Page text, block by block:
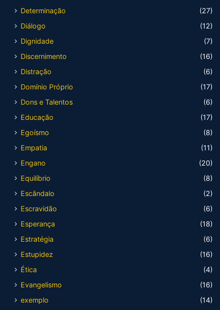
Determinação
(27)
Diálogo
(12)
Dignidade
(7)
Discernimento
(16)
Distração
(6)
Domínio Próprio
(17)
Dons e Talentos
(6)
Educação
(17)
Egoísmo
(8)
Empatia
(11)
Engano
(20)
Equilíbrio
(8)
Escândalo
(2)
Escravidão
(6)
Esperança
(18)
Estratégia
(6)
Estupidez
(16)
Ética
(4)
Evangelismo
(16)
exemplo
(14)